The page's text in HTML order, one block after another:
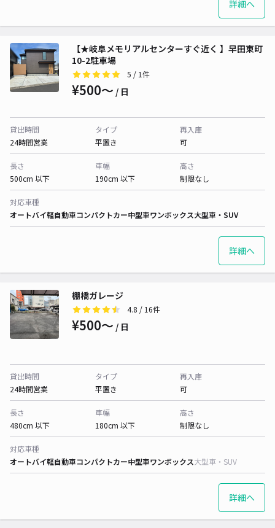
詳細へ
【★岐阜メモリアルセンターすぐ近く 】早田東町
10-2駐車場
5 / 1件
¥500〜 / 日
貸出時間
24時間営業
タイプ
平置き
再入庫
可
長さ
500cm 以下
車幅
190cm 以下
高さ
制限なし
対応車種
オートバイ軽自動車コンパクトカー中型車ワンボックス大型車・SUV
詳細へ
棚橋ガレージ
4.8 / 16件
¥500〜 / 日
貸出時間
24時間営業
タイプ
平置き
再入庫
可
長さ
480cm 以下
車幅
180cm 以下
高さ
制限なし
対応車種
オートバイ軽自動車コンパクトカー中型車ワンボックス大型車・SUV
詳細へ